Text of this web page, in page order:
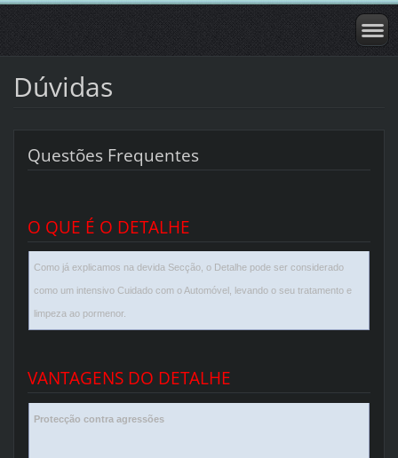
Dúvidas
Questões Frequentes
O QUE É O DETALHE
Como já explicamos na devida Secção, o Detalhe pode ser considerado
como um intensivo Cuidado com o Automóvel, levando o seu tratamento e
limpeza ao pormenor.
VANTAGENS DO DETALHE
Protecção contra agressões